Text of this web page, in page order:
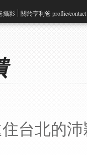
攝影 關於亨利爸 proflie/contact
台北的